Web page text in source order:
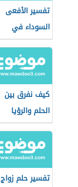
تفسير الأفعى
السوداء في
المنام
كيف نفرق بين
الحلم والرؤيا
تفسير حلم زواج